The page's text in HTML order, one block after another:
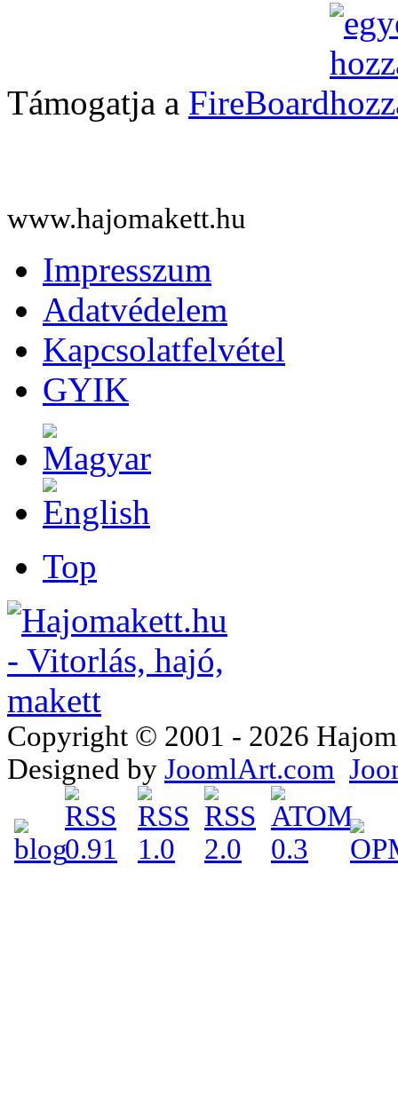
Támogatja a FireBoard
www.hajomakett.hu
Impresszum
Adatvédelem
Kapcsolatfelvétel
GYIK
Top
Copyright © 2001 - 2026
Designed by JoomlArt.com